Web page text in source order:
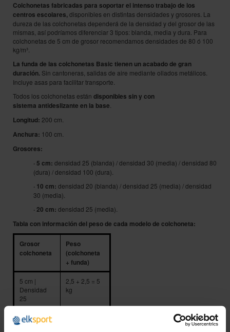
Colchonetas fabricadas para soportar el intenso trabajo de los
centros escolares,disponibles en distintas densidades y grosores. La
dureza de las colchonetas dependerá de la densidad y del grosor de las
mismas, así podríamos diferenciar 3 tipos: blanda, media y dura. Para
colchonetas de 5 cm de grosor recomendamos densidades de 80 ó 100
kg/m³.
La funda de las colchonetas Basic tienen un acabado de gran
duración. Sin cantoneras, salidas de aire mediante ollados metálicos.
Incluye asas para facilitar transporte.
Todos los colchonetas están disponibles sin y con
sistema antideslizante en la base
Longitud: 200 cm.
Anchura: 100 cm.
Grosores:
· 5 cm: densidad 25 (blanda) / densidad 30 (media) / densidad 80
(dura) / densidad 100 (dura).
· 10 cm: densidad 20 (blanda) / densidad 25 (media) / densidad
30 (media).
· 20 cm: densidad 25 (media).
Tabla con información del peso de cada modelo de colchoneta:
Grosor
colchoneta
Peso
(colchoneta
+ funda)
5 cm |
Densidad
25
2,5 + 2,5 = 5
kg
5 cm |
Densidad